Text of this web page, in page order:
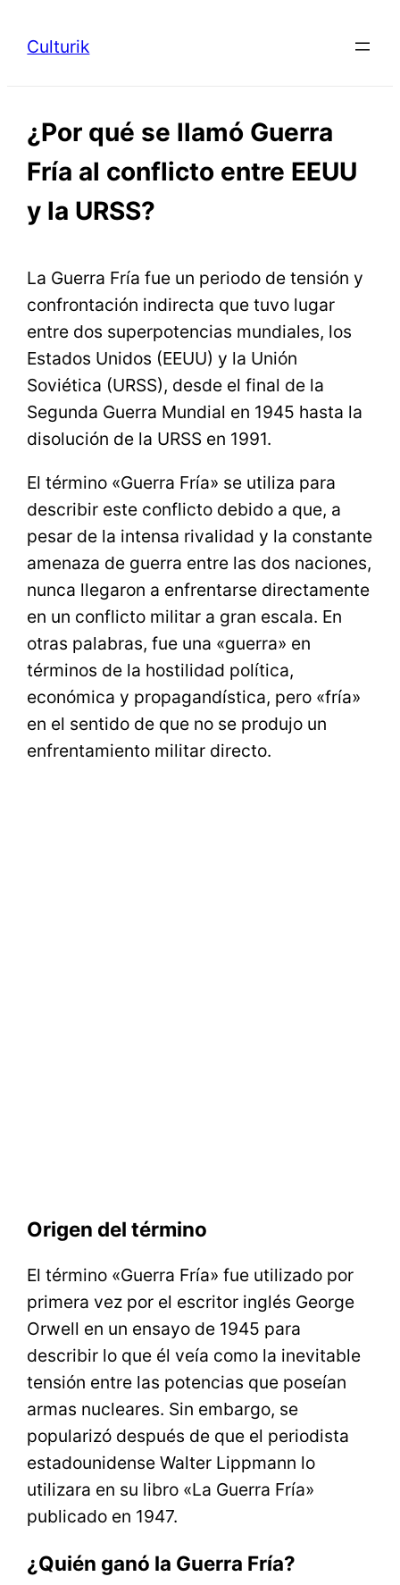
Culturik
¿Por qué se llamó Guerra
Fría al conflicto entre EEUU
y la URSS?
La Guerra Fría fue un periodo de tensión y
confrontación indirecta que tuvo lugar
entre dos superpotencias mundiales, los
Estados Unidos (EEUU) y la Unión
Soviética (URSS), desde el final de la
Segunda Guerra Mundial en 1945 hasta la
disolución de la URSS en 1991.
El término «Guerra Fría» se utiliza para
describir este conflicto debido a que, a
pesar de la intensa rivalidad y la constante
amenaza de guerra entre las dos naciones,
nunca llegaron a enfrentarse directamente
en un conflicto militar a gran escala. En
otras palabras, fue una «guerra» en
términos de la hostilidad política,
económica y propagandística, pero «fría»
en el sentido de que no se produjo un
enfrentamiento militar directo.
Origen del término
El término «Guerra Fría» fue utilizado por
primera vez por el escritor inglés George
Orwell en un ensayo de 1945 para
describir lo que él veía como la inevitable
tensión entre las potencias que poseían
armas nucleares. Sin embargo, se
popularizó después de que el periodista
estadounidense Walter Lippmann lo
utilizara en su libro «La Guerra Fría»
publicado en 1947.
¿Quién ganó la Guerra Fría?